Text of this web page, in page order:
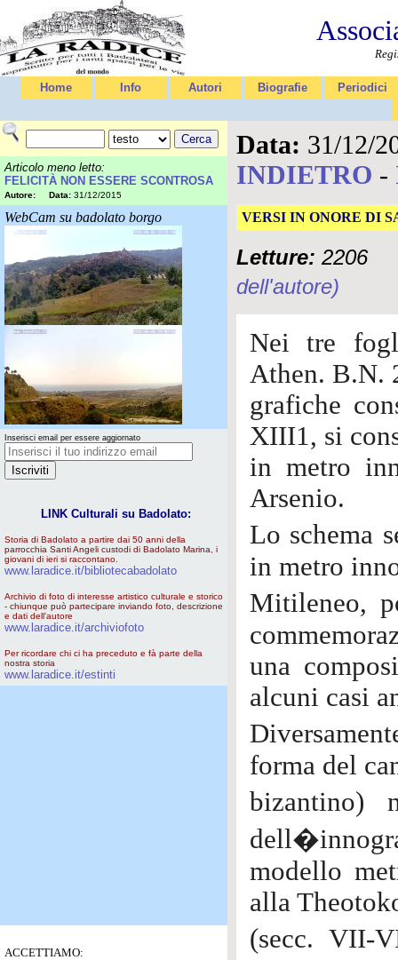
Home Info Autori Biografie Periodici
Articolo meno letto:
FELICITÀ NON ESSERE SCONTROSA
Autore: Data: 31/12/2015
WebCam su badolato borgo
Inserisci email per essere aggiornato
LINK Culturali su Badolato:
Storia di Badolato a partire dai 50 anni della
parrocchia Santi Angeli custodi di Badolato Marina, i
giovani di ieri si raccontano.
www.laradice.it/bibliotecabadolato
Archivio di foto di interesse artistico culturale e storico
- chiunque può partecipare inviando foto, descrizione
e dati dell'autore
www.laradice.it/archiviofoto
Per ricordare chi ci ha preceduto e fà parte della
nostra storia
www.laradice.it/estinti
ACCETTIAMO:
Data: 31/12/
INDIETRO -
VERSI IN ONORE DI
Letture: 2206
dell'autore)
Nei tre
Athen. B.N.
grafiche
XIII1, si
in metro
Arsenio.
Lo schema
in metro
Mitileneo,
una
alcuni casi
forma del
bizantino)
modello
alla
(secc. VII-